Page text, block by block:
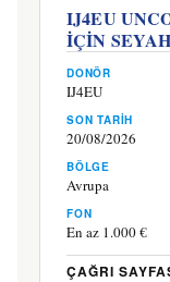
IJ4EU
İÇİN
DONÖR
IJ4EU
SON TARIH
20/08/2026
BÖLGE
Avrupa
FON
En az 1.000 €
ÇAĞRI